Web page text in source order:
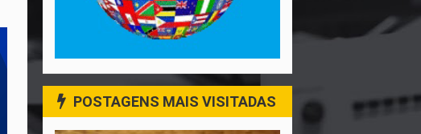
POSTAGENS MAIS VISITADAS